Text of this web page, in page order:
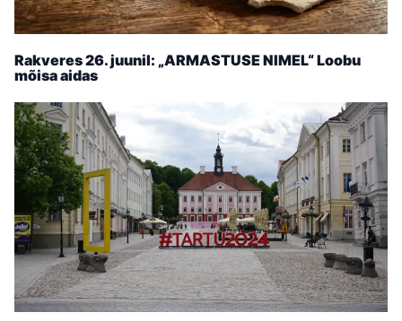
Rakveres 26. juunil: „ARMASTUSE NIMEL“ Loobu
mõisa aidas